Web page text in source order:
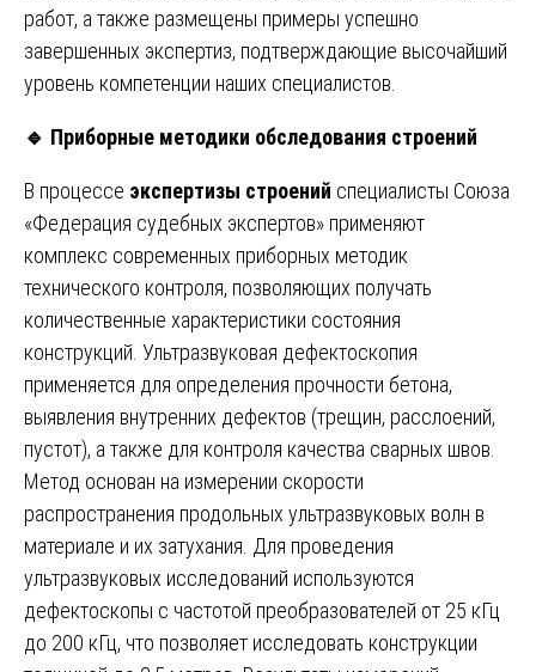
работ, а также размещены примеры успешно
завершенных экспертиз, подтверждающие высочайший
уровень компетенции наших специалистов.
🔹 Приборные методики обследования строений
В процессе экспертизы строений специалисты Союза
«Федерация судебных экспертов» применяют
комплекс современных приборных методик
технического контроля, позволяющих получать
количественные характеристики состояния
конструкций. Ультразвуковая дефектоскопия
применяется для определения прочности бетона,
выявления внутренних дефектов (трещин, расслоений,
пустот), а также для контроля качества сварных швов.
Метод основан на измерении скорости
распространения продольных ультразвуковых волн в
материале и их затухания. Для проведения
ультразвуковых исследований используются
дефектоскопы с частотой преобразователей от 25 кГц
до 200 кГц, что позволяет исследовать конструкции